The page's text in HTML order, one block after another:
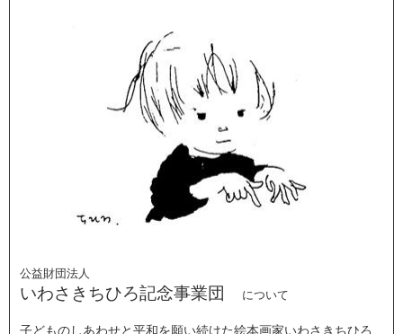
公益財団法人
いわさきちひろ記念事業団 について
子どものしあわせと平和を願い続けた絵本画家いわさきちひろ